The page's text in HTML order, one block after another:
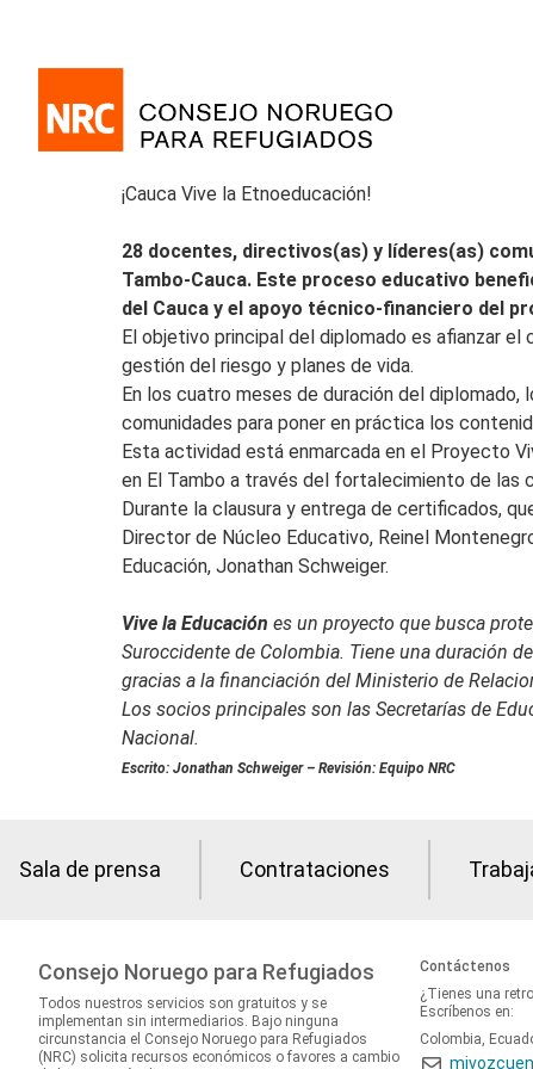
¡Cauca Vive la Etnoeducación!
28 docentes, directivos(as) y líderes(as)
Tambo-Cauca. Este proceso educativo
del Cauca y el apoyo técnico-financiero del
El objetivo principal del diplomado es afianzar
gestión del riesgo y planes de vida.
En los cuatro meses de duración del
comunidades para poner en práctica los
Esta actividad está enmarcada en el Proyecto
en El Tambo a través del fortalecimiento de las
Durante la clausura y entrega de certificados,
Director de Núcleo Educativo, Reinel
Educación, Jonathan Schweiger.
Vive la Educación es un proyecto que busca
Suroccidente de Colombia. Tiene una duración
gracias a la financiación del Ministerio de
Los socios principales son las Secretarías de
Nacional.
Escrito: Jonathan Schweiger – Revisión: Equipo NRC
Sala de prensa Contrataciones
Consejo Noruego para Refugiados
Todos nuestros servicios son gratuitos y se
implementan sin intermediarios. Bajo ninguna
circunstancia el Consejo Noruego para Refugiados
(NRC) solicita recursos económicos o favores a cambio
Contáctenos
¿Tienes una
Escríbenos en:
Colombia,